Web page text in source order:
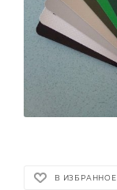
В ИЗБРАННОЕ